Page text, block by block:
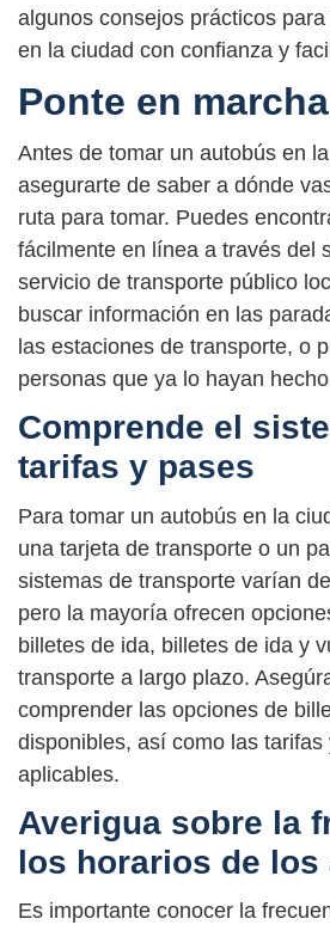
algunos consejos prácticos
en la ciudad con confianza y
Ponte en marcha
Antes de tomar un autobús en
asegurarte de saber a dónde
ruta para tomar. Puedes
fácilmente en línea a través del
servicio de transporte público
buscar información en las
las estaciones de transporte, o
personas que ya lo hayan
Comprende el
tarifas y pases
Para tomar un autobús en la
una tarjeta de transporte o un
sistemas de transporte varían
pero la mayoría ofrecen
billetes de ida, billetes de ida y
transporte a largo plazo.
comprender las opciones de
disponibles, así como las tarifas
aplicables.
Averigua sobre la
los horarios de los
Es importante conocer la